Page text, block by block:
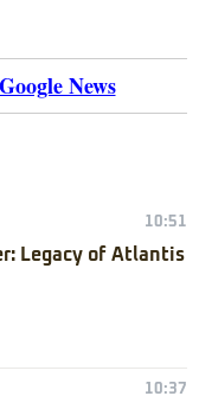
Google News
10:51
Legacy of Atlantis
10:37